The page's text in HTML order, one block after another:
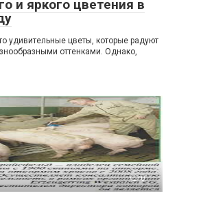
и яркого цветения в
удивительные цветы, которые радуют
оттенками. Однако,
0